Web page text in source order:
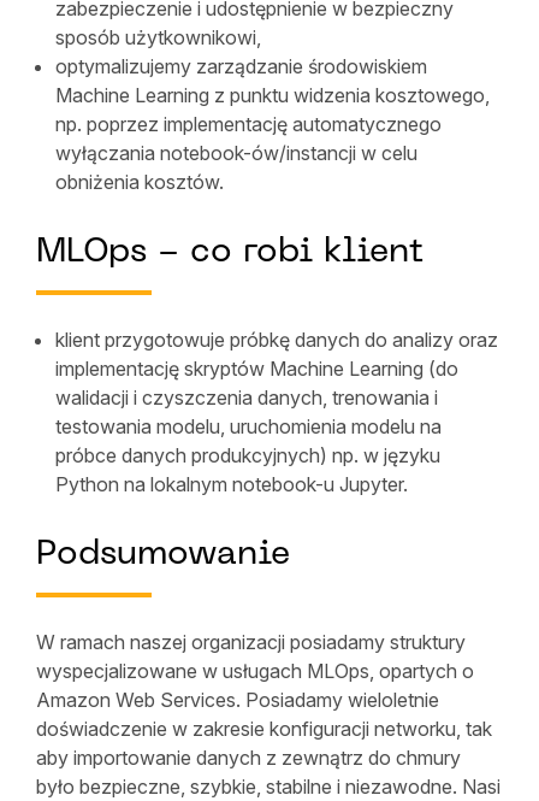
zabezpieczenie i udostępnienie w bezpieczny
sposób użytkownikowi,
optymalizujemy zarządzanie środowiskiem
Machine Learning z punktu widzenia kosztowego,
np. poprzez implementację automatycznego
wyłączania notebook-ów/instancji w celu
obniżenia kosztów.
MLOps - co robi klient
klient przygotowuje próbkę danych do analizy oraz
implementację skryptów Machine Learning (do
walidacji i czyszczenia danych, trenowania i
testowania modelu, uruchomienia modelu na
próbce danych produkcyjnych) np. w języku
Python na lokalnym notebook-u Jupyter.
Podsumowanie
W ramach naszej organizacji posiadamy struktury
wyspecjalizowane w usługach MLOps, opartych o
Amazon Web Services. Posiadamy wieloletnie
doświadczenie w zakresie konfiguracji networku, tak
aby importowanie danych z zewnątrz do chmury
było bezpieczne, szybkie, stabilne i niezawodne. Nasi